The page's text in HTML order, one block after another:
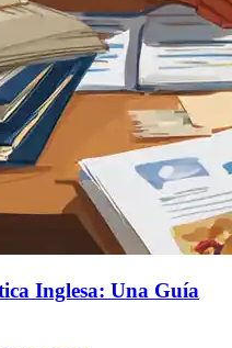
Inglesa: Una Guía